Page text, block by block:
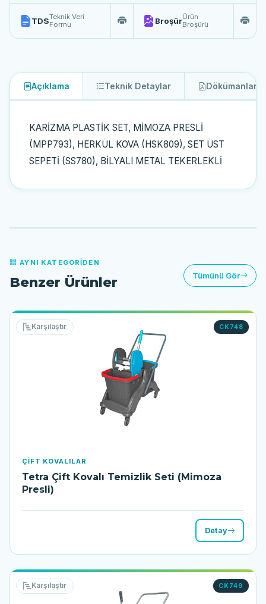
TDSTeknik Veri
Formu
BroşürÜrün
Broşürü
Açıklama Teknik Detaylar Dökümanlar
KARİZMA PLASTİK SET, MİMOZA PRESLİ
(MPP793), HERKÜL KOVA (HSK809), SET ÜST
SEPETİ (SS780), BİLYALI METAL TEKERLEKLİ
AYNI KATEGORIDEN
Benzer Ürünler Tümünü Gör
CK748
Karşılaştır
ÇIFT KOVALILAR
Tetra Çift Kovalı Temizlik Seti (Mimoza
Presli)
Detay
CK749
Karşılaştır